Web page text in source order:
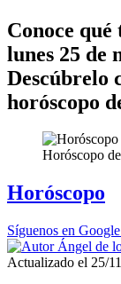
Conoce
lunes 25 de
Descúbrelo
horóscopo
Horóscopo
Horóscopo
Síguenos en
Actualizado el 25/